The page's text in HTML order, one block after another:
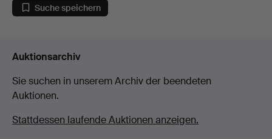
Suche speichern
Auktionsarchiv
Sie suchen in unserem Archiv der beendeten
Auktionen.
Stattdessen laufende Auktionen anzeigen.